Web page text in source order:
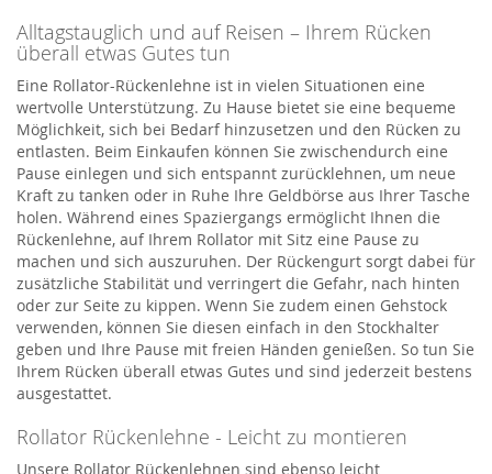
Alltagstauglich und auf Reisen – Ihrem Rücken
überall etwas Gutes tun
Eine Rollator-Rückenlehne ist in vielen Situationen eine
wertvolle Unterstützung. Zu Hause bietet sie eine bequeme
Möglichkeit, sich bei Bedarf hinzusetzen und den Rücken zu
entlasten. Beim Einkaufen können Sie zwischendurch eine
Pause einlegen und sich entspannt zurücklehnen, um neue
Kraft zu tanken oder in Ruhe Ihre Geldbörse aus Ihrer Tasche
holen. Während eines Spaziergangs ermöglicht Ihnen die
Rückenlehne, auf Ihrem Rollator mit Sitz eine Pause zu
machen und sich auszuruhen. Der Rückengurt sorgt dabei für
zusätzliche Stabilität und verringert die Gefahr, nach hinten
oder zur Seite zu kippen. Wenn Sie zudem einen Gehstock
verwenden, können Sie diesen einfach in den Stockhalter
geben und Ihre Pause mit freien Händen genießen. So tun Sie
Ihrem Rücken überall etwas Gutes und sind jederzeit bestens
ausgestattet.
Rollator Rückenlehne - Leicht zu montieren
Unsere Rollator Rückenlehnen sind ebenso leicht